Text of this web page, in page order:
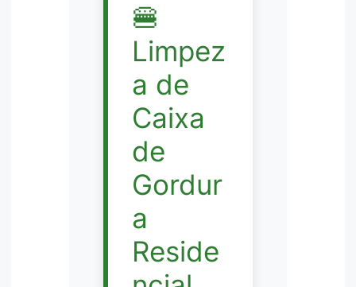
🍔
Limpez
a de
Caixa
de
Gordur
a
Reside